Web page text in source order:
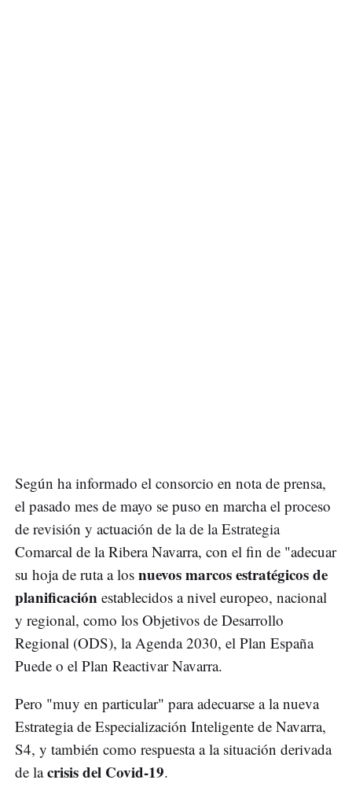
Según ha informado el consorcio en nota de prensa,
el pasado mes de mayo se puso en marcha el proceso
de revisión y actuación de la de la Estrategia
Comarcal de la Ribera Navarra, con el fin de "adecuar
su hoja de ruta a los nuevos marcos estratégicos de
planificación establecidos a nivel europeo, nacional
y regional, como los Objetivos de Desarrollo
Regional (ODS), la Agenda 2030, el Plan España
Puede o el Plan Reactivar Navarra.
Pero "muy en particular" para adecuarse a la nueva
Estrategia de Especialización Inteligente de Navarra,
S4, y también como respuesta a la situación derivada
de lacrisis del Covid-19.